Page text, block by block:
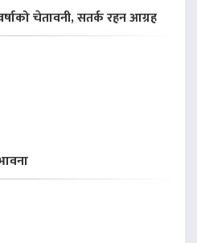
चेतावनी, सतर्क रहन आग्रह